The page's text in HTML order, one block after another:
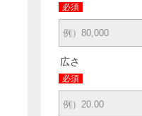
必須
広さ
必須